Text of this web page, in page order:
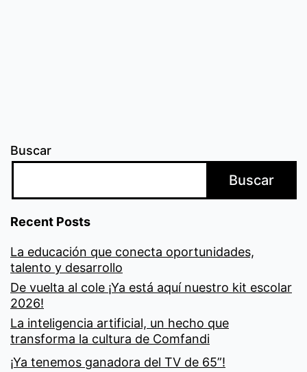
Buscar
Buscar
Recent Posts
La educación que conecta oportunidades,
talento y desarrollo
De vuelta al cole ¡Ya está aquí nuestro kit escolar
2026!
La inteligencia artificial, un hecho que
transforma la cultura de Comfandi
¡Ya tenemos ganadora del TV de 65”!